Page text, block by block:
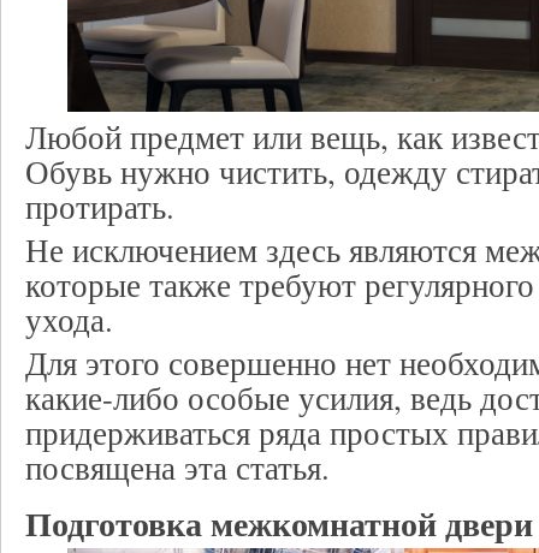
Любой предмет или вещь, как
Обувь нужно чистить, одежду
протирать.
Не исключением здесь являются
которые также требуют
ухода.
Для этого совершенно нет
какие-либо особые усилия, ведь
придерживаться ряда простых
посвящена эта статья.
Подготовка межкомнатной